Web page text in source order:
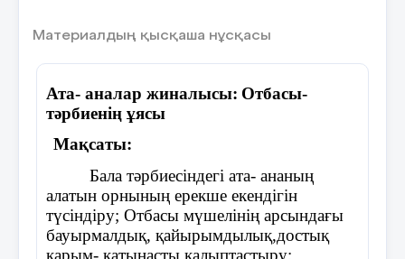
12 слайд
Ата – асқар тау, ана – бауырындағы бұлақ, бала
шешеге қарап қыз өсер Ұяда не көрсең
ұшқанда соны ілерсің Ата – баланың қорғаны
Әр топ атап шығады. Жазып даяр тұрған сөздерді
Бала суреті ілініп тұрады.Одан әр жаққа сызықша тараған.
Үлгілі бала
Материалдың қысқаша нұсқасы
Ата- аналар жиналысы: Отбасы-
тәрбиенің ұясы
Мақсаты:
Бала тәрбиесіндегі ата- ананың
алатын орнының ерекше екендігін
түсіндіру; Отбасы мүшелінің арсындағы
бауырмалдық, қайырымдылық,достық
қарым- қатынасты қалыптастыру;